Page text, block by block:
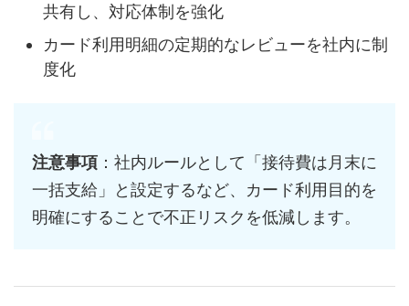
共有し、対応体制を強化
カード利用明細の定期的なレビューを社内に制
度化
注意事項 ：社内ルールとして「接待費は月末に
一括支給」と設定するなど、カード利用目的を
明確にすることで不正リスクを低減します。